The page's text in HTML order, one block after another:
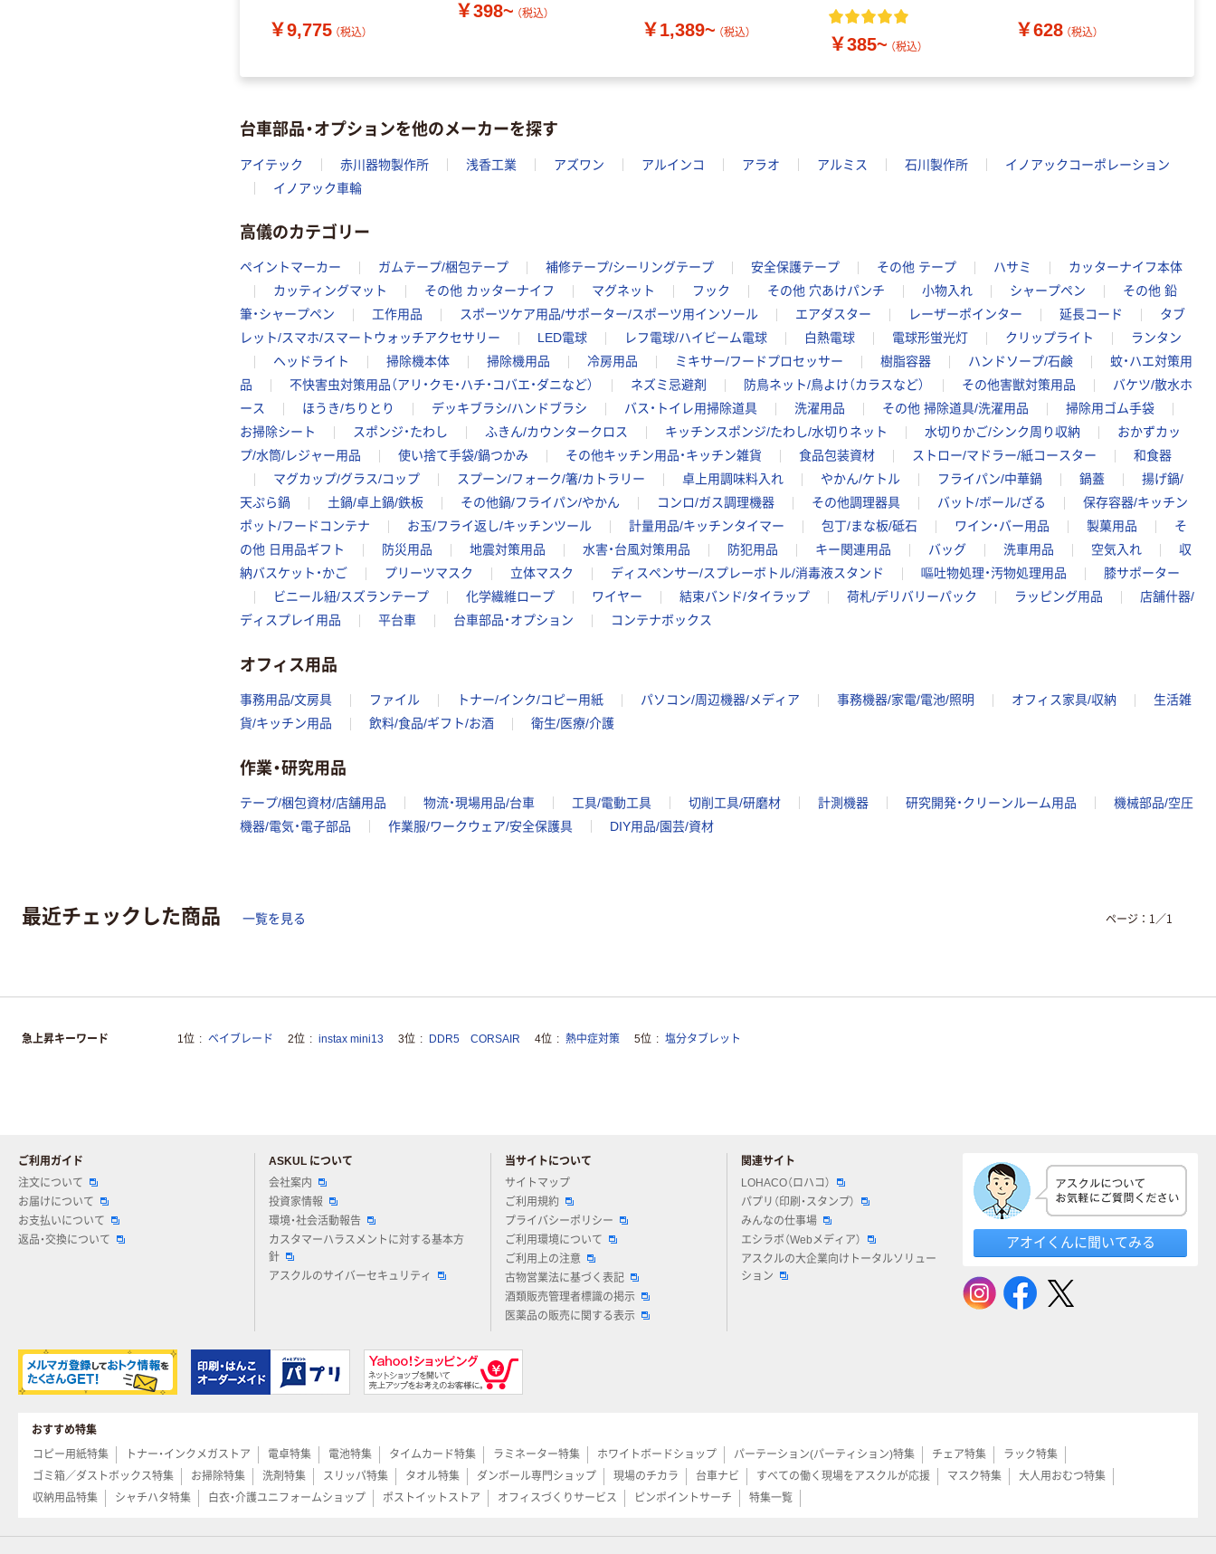
￥9,775 （税込）
￥398~ （税込）
￥1,389~ （税込）
￥385~ （税込）
ト(2個)（直送品）
￥628 （税込）
台車部品・オプションを他のメーカーを探す
アイテック 赤川器物製作所 浅香工業 アズワン アルインコ アラオ アルミス 石川製作所
イノアックコーポレーション
イノアック車輪
高儀のカテゴリー
ペイントマーカー ガムテープ/梱包テープ 補修テープ/シーリングテープ 安全保護テープ その他 テープ ハサミ
カッターナイフ本体
カッティングマット
その他 カッターナイフ マグネット フック その他 穴あけパンチ 小物入れ シャープペン
その他 鉛
筆・シャープペン
工作用品 スポーツケア用品/サポーター/スポーツ用インソール エアダスター レーザーポインター 延長コード
タブ
レット/スマホ/スマートウォッチアクセサリー
LED電球 レフ電球/ハイビーム電球 白熱電球 電球形蛍光灯 クリップライト
ランタン
ヘッドライト
掃除機本体 掃除機用品 冷房用品 ミキサー/フードプロセッサー 樹脂容器 ハンドソープ/石鹸
蚊・ハエ対策用
品
不快害虫対策用品（アリ・クモ・ハチ・コバエ・ダニなど） ネズミ忌避剤 防鳥ネット/鳥よけ（カラスなど） その他害獣対策用品
バケツ/散水ホ
ース
ほうき/ちりとり デッキブラシ/ハンドブラシ バス・トイレ用掃除道具 洗濯用品 その他 掃除道具/洗濯用品
掃除用ゴム手袋
お掃除シート
スポンジ・たわし ふきん/カウンタークロス キッチンスポンジ/たわし/水切りネット 水切りかご/シンク周り収納
おかずカッ
プ/水筒/レジャー用品
使い捨て手袋/鍋つかみ その他キッチン用品・キッチン雑貨 食品包装資材 ストロー/マドラー/紙コースター
和食器
マグカップ/グラス/コップ
スプーン/フォーク/箸/カトラリー 卓上用調味料入れ やかん/ケトル フライパン/中華鍋 鍋蓋
揚げ鍋/
天ぷら鍋
土鍋/卓上鍋/鉄板 その他鍋/フライパン/やかん コンロ/ガス調理機器 その他調理器具 バット/ボール/ざる
保存容器/キッチン
ポット/フードコンテナ
お玉/フライ返し/キッチンツール 計量用品/キッチンタイマー 包丁/まな板/砥石 ワイン・バー用品 製菓用品
そ
の他 日用品ギフト
防災用品 地震対策用品 水害・台風対策用品 防犯用品 キー関連用品 バッグ 洗車用品 空気入れ
収
納バスケット・かご
プリーツマスク 立体マスク ディスペンサー/スプレーボトル/消毒液スタンド 嘔吐物処理・汚物処理用品
膝サポーター
ビニール紐/スズランテープ
化学繊維ロープ ワイヤー 結束バンド/タイラップ 荷札/デリバリーパック ラッピング用品
店舗什器/
ディスプレイ用品
平台車 台車部品・オプション コンテナボックス
オフィス用品
事務用品/文房具 ファイル トナー/インク/コピー用紙 パソコン/周辺機器/メディア 事務機器/家電/電池/照明 オフィス家具/収納
生活雑
貨/キッチン用品
飲料/食品/ギフト/お酒 衛生/医療/介護
作業・研究用品
テープ/梱包資材/店舗用品 物流・現場用品/台車 工具/電動工具 切削工具/研磨材 計測機器 研究開発・クリーンルーム用品
機械部品/空圧
機器/電気・電子部品
作業服/ワークウェア/安全保護具 DIY用品/園芸/資材
最近チェックした商品 一覧を見る ページ： 1 ／1
急上昇キーワード 1位 ベイブレード 2位 instax mini13 3位 DDR5 CORSAIR 4位 熱中症対策 5位 塩分タブレット
ご利用ガイド
注文について
お届けについて
お支払いについて
返品・交換について
ASKUL について
会社案内
投資家情報
環境・社会活動報告
カスタマーハラスメントに対する基本方
針
アスクルのサイバーセキュリティ
当サイトについて
サイトマップ
ご利用規約
プライバシーポリシー
ご利用環境について
ご利用上の注意
古物営業法に基づく表記
酒類販売管理者標識の掲示
医薬品の販売に関する表示
関連サイト
LOHACO（ロハコ）
パプリ（印刷・スタンプ）
みんなの仕事場
エシラボ（Webメディア）
アスクルの大企業向けトータルソリュー
ション
アオイくんに聞いてみる
おすすめ特集
コピー用紙特集
トナー・インクメガストア 電卓特集 電池特集 タイムカード特集 ラミネーター特集 ホワイトボードショップ パーテーション(パーティション)特集 チェア特集
ラック特集
ゴミ箱／ダストボックス特集
お掃除特集 洗剤特集 スリッパ特集 タオル特集 ダンボール専門ショップ 現場のチカラ 台車ナビ すべての働く現場をアスクルが応援 マスク特集
大人用おむつ特集
収納用品特集
シャチハタ特集 白衣・介護ユニフォームショップ ポストイットストア オフィスづくりサービス ピンポイントサーチ 特集一覧